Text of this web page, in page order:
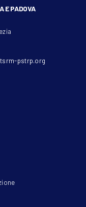
E PADOVA
pstrp.org